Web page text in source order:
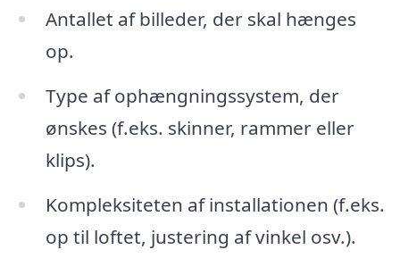
Antallet af billeder, der skal hænges
op.
Type af ophængningssystem, der
ønskes (f.eks. skinner, rammer eller
klips).
Kompleksiteten af installationen (f.eks.
op til loftet, justering af vinkel osv.).